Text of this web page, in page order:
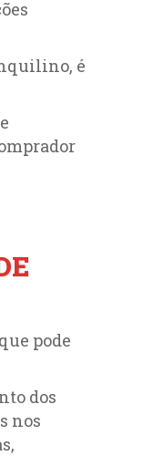
é
pode
dos
nos